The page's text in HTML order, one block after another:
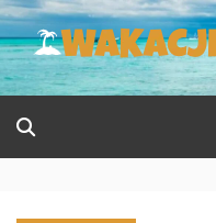
Skip
to
content